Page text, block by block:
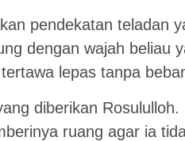
pendekatan teladan
dengan wajah beliau
lepas tanpa
diberikan
ruang agar ia